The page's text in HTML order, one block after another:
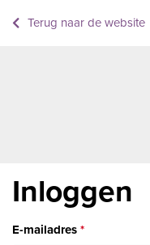
Terug naar de website
Inloggen
E-mailadres